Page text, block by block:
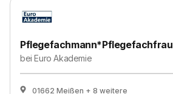
Pflegefachmann*Pflegefachfrau
beiEuro Akademie
01662 Meißen + 8 weitere